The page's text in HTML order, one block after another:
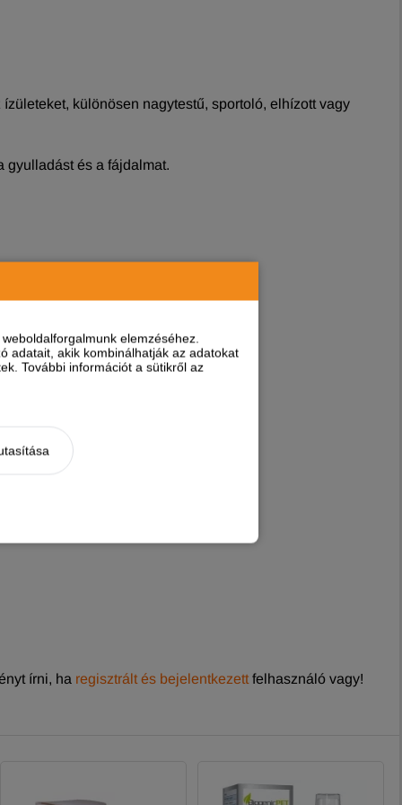
elemzéséhez.
adatait, akik kombinálhatják az adatokat
További információt a sütikről az
különösen nagytestű, sportoló, elhízott vagy
gyulladást és a fájdalmat.
írni, ha regisztrált és bejelentkezett felhasználó vagy!